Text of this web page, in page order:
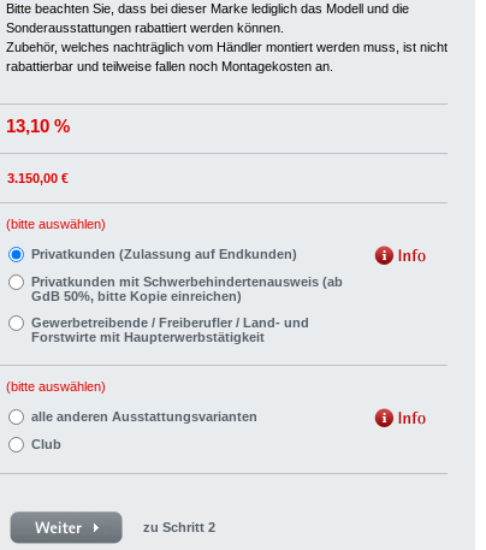
Bitte beachten Sie, dass bei dieser Marke lediglich das Modell und die
Sonderausstattungen rabattiert werden können.
Zubehör, welches nachträglich vom Händler montiert werden muss, ist nicht
rabattierbar und teilweise fallen noch Montagekosten an.
13,10 %
3.150,00 €
(bitte auswählen)
Privatkunden (Zulassung auf Endkunden)
Privatkunden mit Schwerbehindertenausweis (ab
GdB 50%, bitte Kopie einreichen)
Gewerbetreibende / Freiberufler / Land- und
Forstwirte mit Haupterwerbstätigkeit
(bitte auswählen)
alle anderen Ausstattungsvarianten
Club
zu Schritt 2